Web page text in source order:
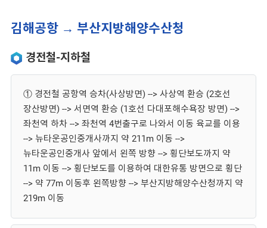
김해공항 → 부산지방해양수산청
경전철-지하철
① 경전철 공항역 승차(사상방면) --> 사상역 환승 (2호선
장산방면) --> 서면역 환승 (1호선 다대포해수욕장 방면) -->
좌천역 하차 --> 좌천역 4번출구로 나와서 이동 육교를 이용
--> 뉴타운공인중개사까지 약 211m 이동 -->
뉴타운공인중개사 앞에서 왼쪽 방향 --> 횡단보도까지 약
11m 이동 --> 횡단보도를 이용하여 대한유통 방면으로 횡단
--> 약 77m 이동후 왼쪽방향 --> 부산지방해양수산청까지 약
219m 이동